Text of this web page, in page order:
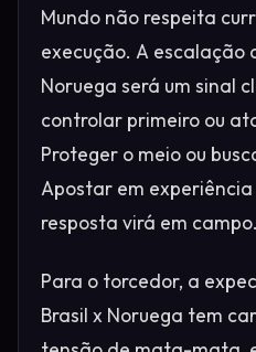
Mundo não respeita
execução. A escalação
Noruega será um sinal
controlar primeiro ou
Proteger o meio ou
Apostar em
resposta virá em campo.
Para o torcedor, a
Brasil x Noruega tem